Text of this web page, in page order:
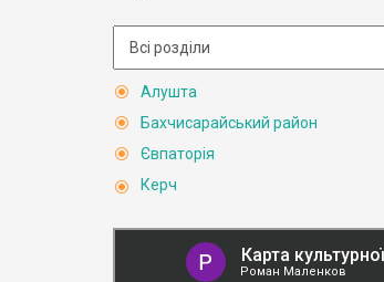
Алушта
Бахчисарайський район
Євпаторія
Керч